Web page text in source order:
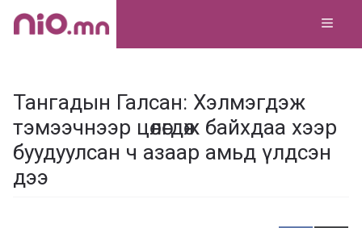
Skip
Тангадын Галсан: Хэлмэгдэж
тэмээчнээр цөлөгдөж байхдаа хээр
буудуулсан ч азаар амьд үлдсэн
дээ